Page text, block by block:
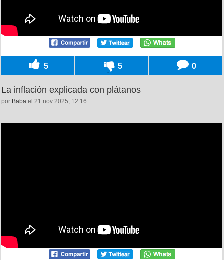
5 5 0
La inflación explicada con plátanos
por Baba el 21 nov 2025, 12:16